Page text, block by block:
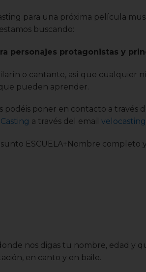
para una próxima película
buscando:
personajes protagonistas y
o cantante, así que cualquier
pueden aprender.
podéis poner en contacto a través
a través del email
ESCUELA+Nombre completo
nos digas tu nombre, edad y
en canto y en baile.